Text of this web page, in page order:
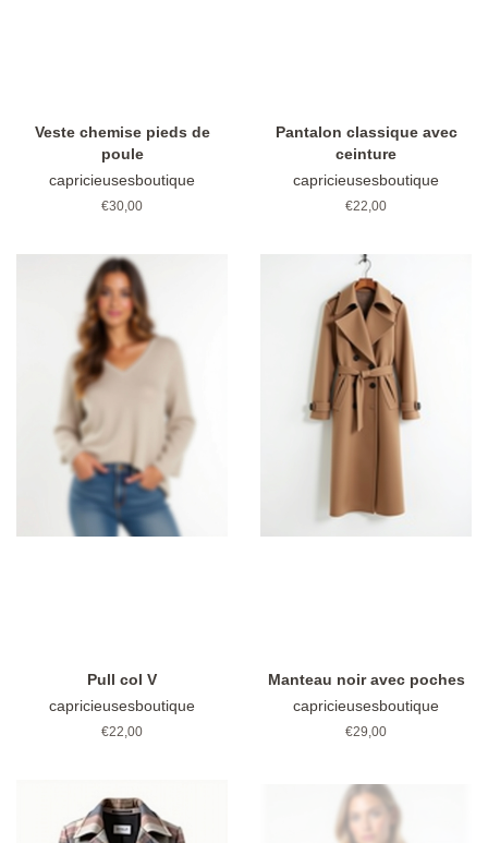
Veste chemise pieds de
poule
capricieusesboutique
Prix
€30,00
Pantalon classique avec
ceinture
capricieusesboutique
Prix
€22,00
Pull col V
capricieusesboutique
Prix
€22,00
Manteau noir avec poches
capricieusesboutique
Prix
€29,00